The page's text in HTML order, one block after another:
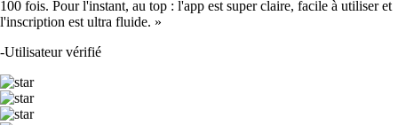
100 fois. Pour l'instant, au top : l'app est super claire, facile à utiliser et
l'inscription est ultra fluide. »
-Utilisateur vérifié